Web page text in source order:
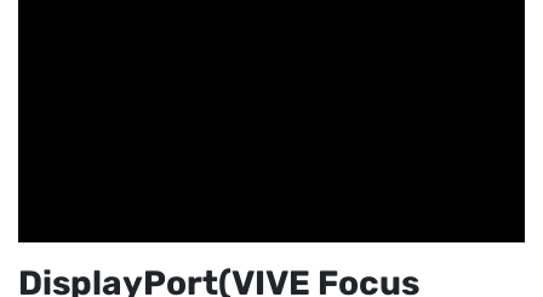
DisplayPort(VIVE Focus